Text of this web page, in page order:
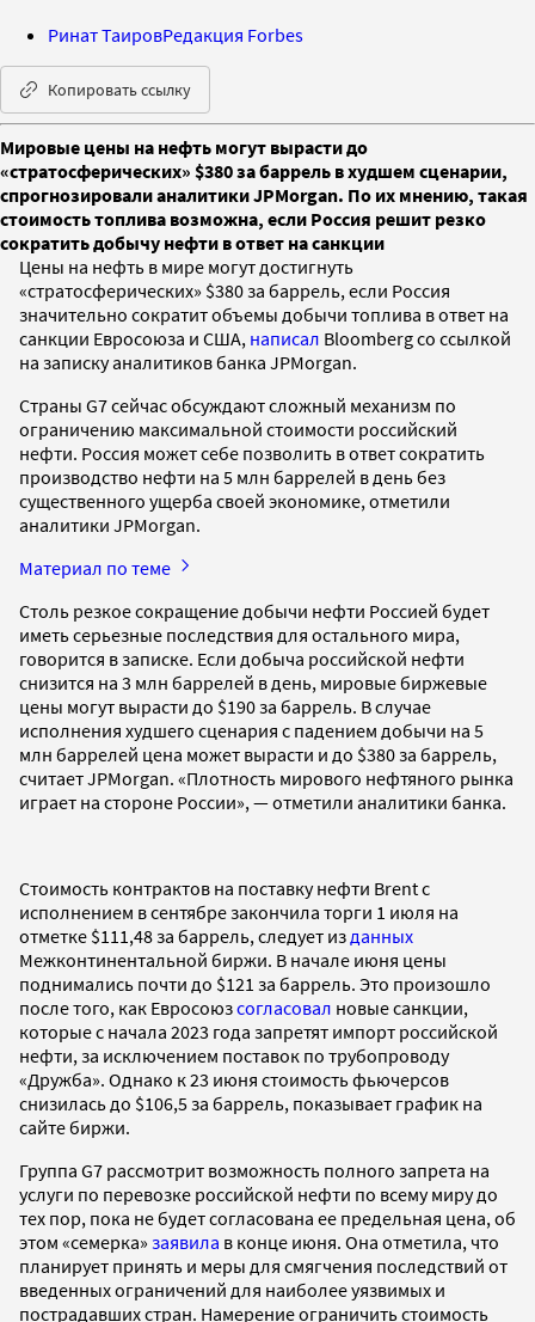
Ринат ТаировРедакция Forbes
Копировать ссылку
Мировые цены на нефть могут вырасти до
«стратосферических» $380 за баррель в худшем сценарии,
спрогнозировали аналитики JPMorgan. По их мнению, такая
стоимость топлива возможна, если Россия решит резко
сократить добычу нефти в ответ на санкции
Цены на нефть в мире могут достигнуть
«стратосферических» $380 за баррель, если Россия
значительно сократит объемы добычи топлива в ответ на
санкции Евросоюза и США, написал Bloomberg со ссылкой
на записку аналитиков банка JPMorgan.
Страны G7 сейчас обсуждают сложный механизм по
ограничению максимальной стоимости российский
нефти. Россия может себе позволить в ответ сократить
производство нефти на 5 млн баррелей в день без
существенного ущерба своей экономике, отметили
аналитики JPMorgan.
Материал по теме
Столь резкое сокращение добычи нефти Россией будет
иметь серьезные последствия для остального мира,
говорится в записке. Если добыча российской нефти
снизится на 3 млн баррелей в день, мировые биржевые
цены могут вырасти до $190 за баррель. В случае
исполнения худшего сценария с падением добычи на 5
млн баррелей цена может вырасти и до $380 за баррель,
считает JPMorgan. «Плотность мирового нефтяного рынка
играет на стороне России», — отметили аналитики банка.
Стоимость контрактов на поставку нефти Brent с
исполнением в сентябре закончила торги 1 июля на
отметке $111,48 за баррель, следует из данных
Межконтинентальной биржи. В начале июня цены
поднимались почти до $121 за баррель. Это произошло
после того, как Евросоюзсогласовал новые санкции,
которые с начала 2023 года запретят импорт российской
нефти, за исключением поставок по трубопроводу
«Дружба». Однако к 23 июня стоимость фьючерсов
снизилась до $106,5 за баррель, показывает график на
сайте биржи.
Группа G7 рассмотрит возможность полного запрета на
услуги по перевозке российской нефти по всему миру до
тех пор, пока не будет согласована ее предельная цена, об
этом «семерка» заявила в конце июня. Она отметила, что
планирует принять и меры для смягчения последствий от
введенных ограничений для наиболее уязвимых и
пострадавших стран. Намерение ограничить стоимость